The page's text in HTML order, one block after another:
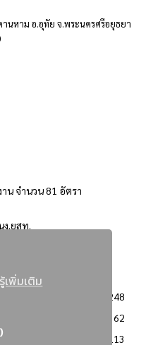
เพิ่มเติม
นหาม อ.อุทัย จ.พระนครศรีอยุธยา
น จำนวน 81 อัตรา
ง.ยสท.
3248
2362
2113